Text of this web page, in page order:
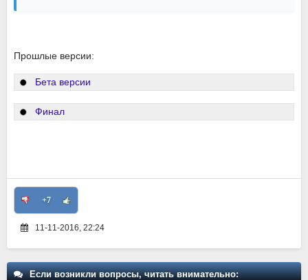
Прошлые версии:
Бета версии
Финал
+7
11-11-2016, 22:24
Если возникли вопросы, читать внимательно: